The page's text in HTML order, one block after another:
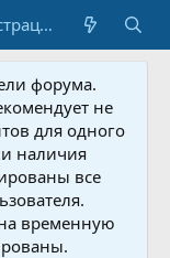
Регистрация
форума.
не
для одного
наличия
все
временную